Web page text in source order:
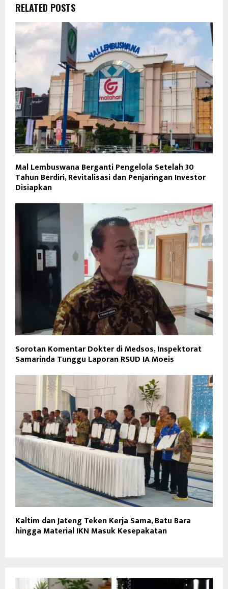
RELATED POSTS
Mal Lembuswana Berganti Pengelola Setelah 30
Tahun Berdiri, Revitalisasi dan Penjaringan Investor
Disiapkan
Sorotan Komentar Dokter di Medsos, Inspektorat
Samarinda Tunggu Laporan RSUD IA Moeis
Kaltim dan Jateng Teken Kerja Sama, Batu Bara
hingga Material IKN Masuk Kesepakatan